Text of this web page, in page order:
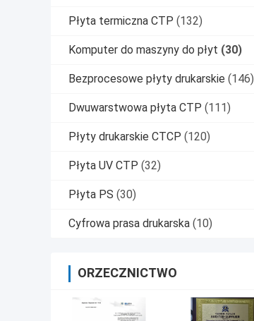
Płyta termiczna CTP (132)
Komputer do maszyny do płyt (30)
Bezprocesowe płyty drukarskie (146)
Dwuwarstwowa płyta CTP (111)
Płyty drukarskie CTCP (120)
Płyta UV CTP (32)
Płyta PS (30)
Cyfrowa prasa drukarska (10)
ORZECZNICTWO